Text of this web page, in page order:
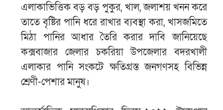
এলাকাভিত্তিক বড় বড় পুকুর, খাল, জলাশয় খনন করে
তাতে বৃষ্টির পানি ধরে রাখার ব্যবস্থা করা, খাসজমিতে
মিঠা পানির আধার তৈরি করার দাবি জানিয়েছে
কক্সবাজার জেলার চকরিয়া উপজেলার বদরখালী
এলাকার পানি সংকটে ক্ষতিগ্রস্ত জনগণসহ বিভিন্ন
শ্রেণী-পেশার মানুষ।